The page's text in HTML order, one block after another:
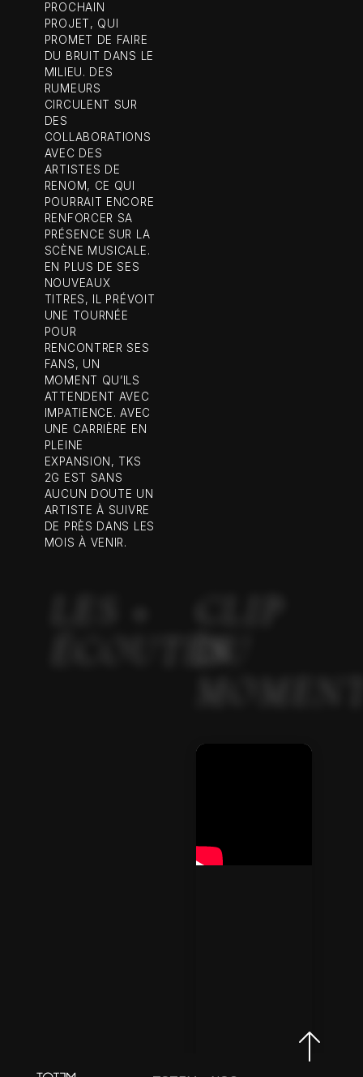
PROCHAIN
PROJET, QUI
PROMET DE FAIRE
DU BRUIT DANS LE
MILIEU. DES
RUMEURS
CIRCULENT SUR
DES
COLLABORATIONS
AVEC DES
ARTISTES DE
RENOM, CE QUI
POURRAIT ENCORE
RENFORCER SA
PRÉSENCE SUR LA
SCÈNE MUSICALE.
EN PLUS DE SES
NOUVEAUX
TITRES, IL PRÉVOIT
UNE TOURNÉE
POUR
RENCONTRER SES
FANS, UN
MOMENT QU’ILS
ATTENDENT AVEC
IMPATIENCE. AVEC
UNE CARRIÈRE EN
PLEINE
EXPANSION, TKS
2G EST SANS
AUCUN DOUTE UN
ARTISTE À SUIVRE
DE PRÈS DANS LES
MOIS À VENIR.
ÉCOUTÉS
DU